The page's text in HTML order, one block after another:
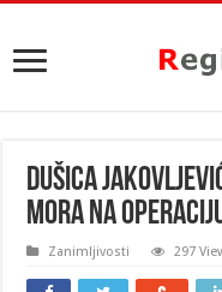
DUŠICA
mora na operaciju
Zanimljivosti 297